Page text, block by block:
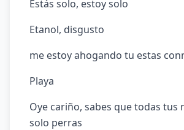
Estás solo, estoy solo
Etanol, disgusto
me estoy ahogando tu estas
Playa
Oye cariño, sabes que todas tus
solo perras